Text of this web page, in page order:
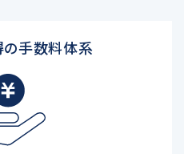
手数料体系